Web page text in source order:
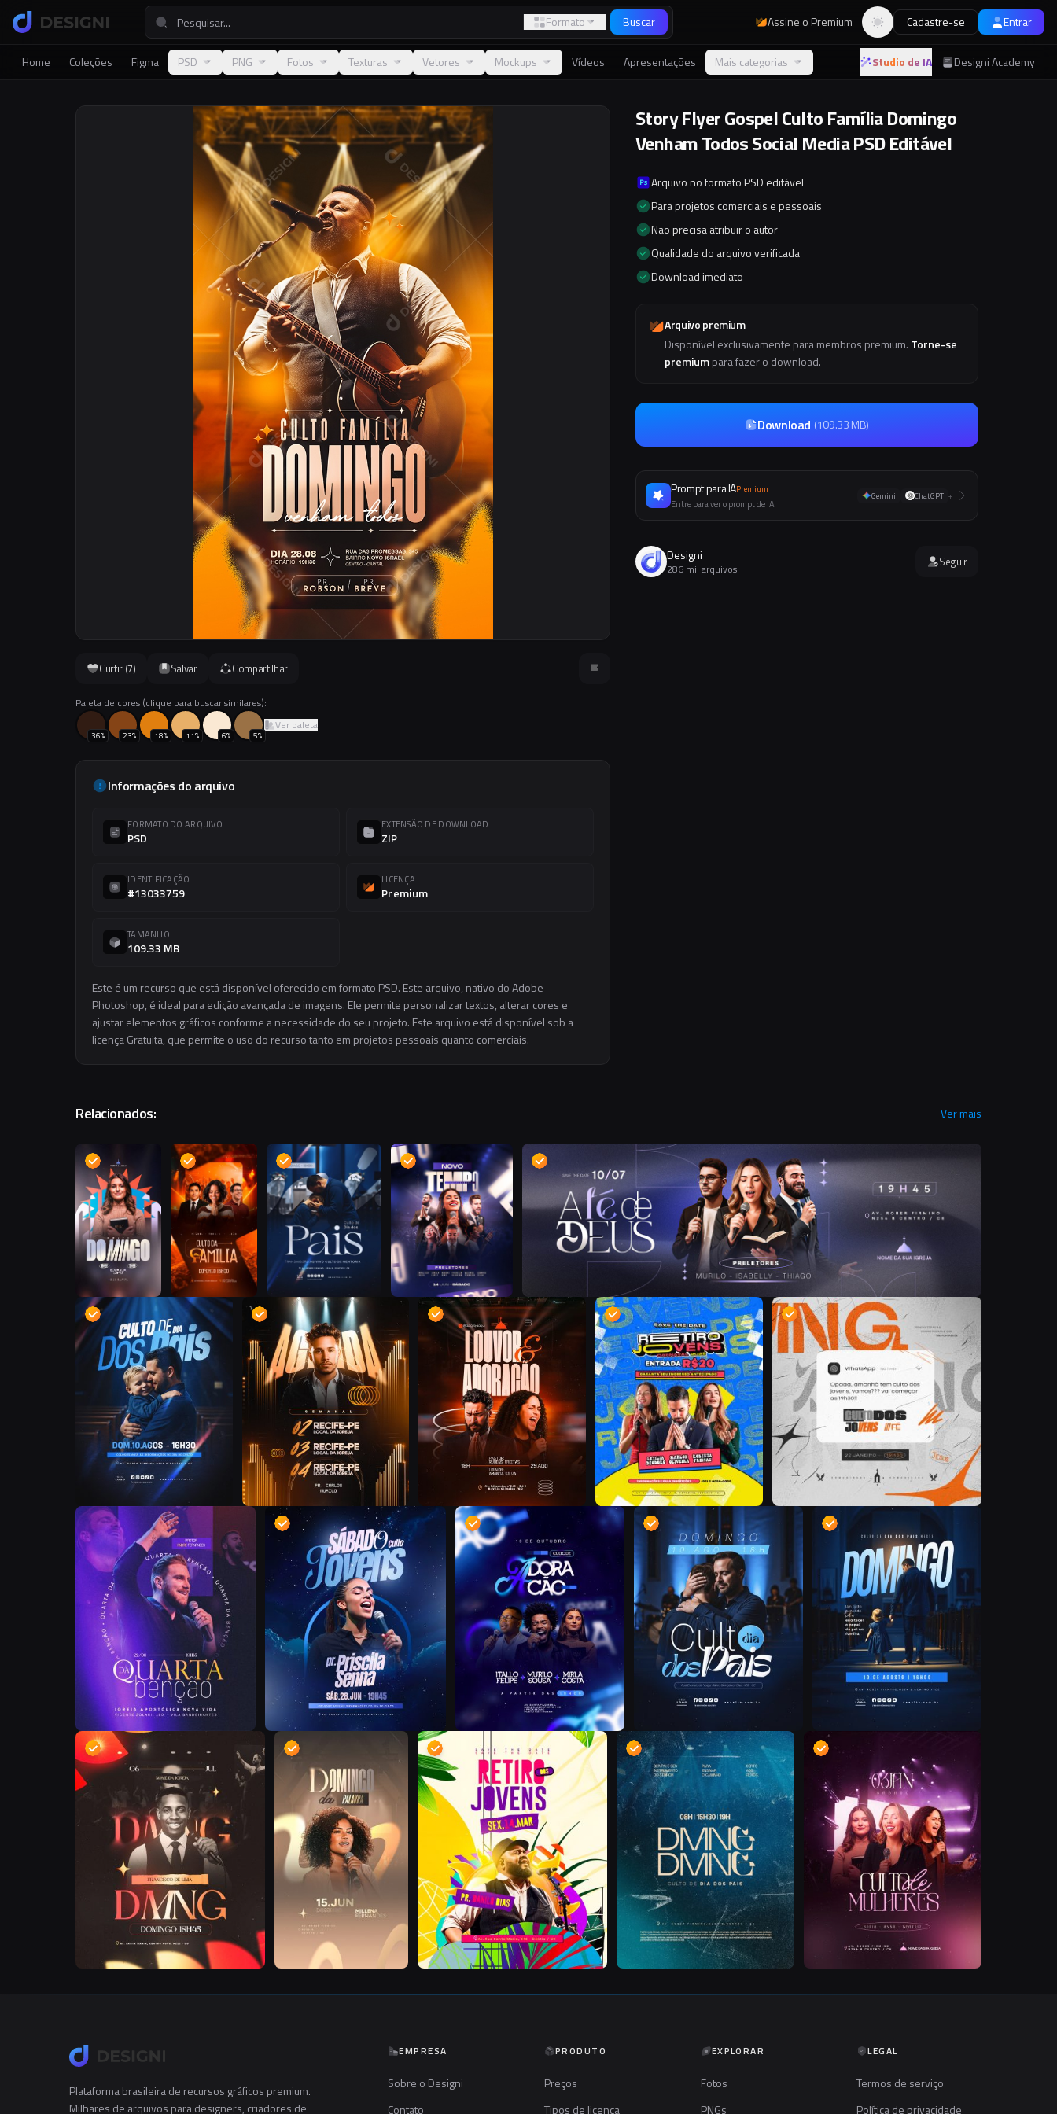
Formato Buscar Assine o Premium Alternar tema
Cadastre-se Entrar
Home Coleções Figma PSD PNG Fotos Texturas Vetores Mockups Vídeos Apresentações Mais categorias Studio de IA Designi Academy
Curtir (7) Salvar Compartilhar
Paleta de cores (clique para buscar similares):
36% 23% 18% 11% 6% 5%
Ver paleta
Informações do arquivo
FORMATO DO ARQUIVO
PSD
EXTENSÃO DE DOWNLOAD
ZIP
IDENTIFICAÇÃO
#13033759
LICENÇA
Premium
TAMANHO
109.33 MB
Este é um recurso que está disponível oferecido em formato PSD. Este arquivo, nativo do Adobe
Photoshop, é ideal para edição avançada de imagens. Ele permite personalizar textos, alterar cores e
ajustar elementos gráficos conforme a necessidade do seu projeto. Este arquivo está disponível sob a
licença Gratuita, que permite o uso do recurso tanto em projetos pessoais quanto comerciais.
Story Flyer Gospel Culto Família Domingo
Venham Todos Social Media PSD Editável
Arquivo no formato PSD editável
Para projetos comerciais e pessoais
Não precisa atribuir o autor
Qualidade do arquivo verificada
Download imediato
Arquivo premium
Disponível exclusivamente para membros premium. Torne-se
premiumpara fazer o download.
Download (109.33 MB)
Prompt para IAPremium
Entre para ver o prompt de IA
Gemini ChatGPT +
Designi
286 mil arquivos Seguir
Relacionados: Ver mais
D D D D D
D D D D
D D
D D D
Plataforma brasileira de recursos gráficos premium.
Milhares de arquivos para designers, criadores de
EMPRESA
Sobre o Designi
Contato
PRODUTO
Preços
Tipos de licença
EXPLORAR
Fotos
PNGs
LEGAL
Termos de serviço
Política de privacidade